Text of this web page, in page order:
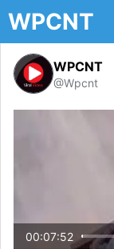
WPCNT
WPCNT
@Wpcnt
00:07:52